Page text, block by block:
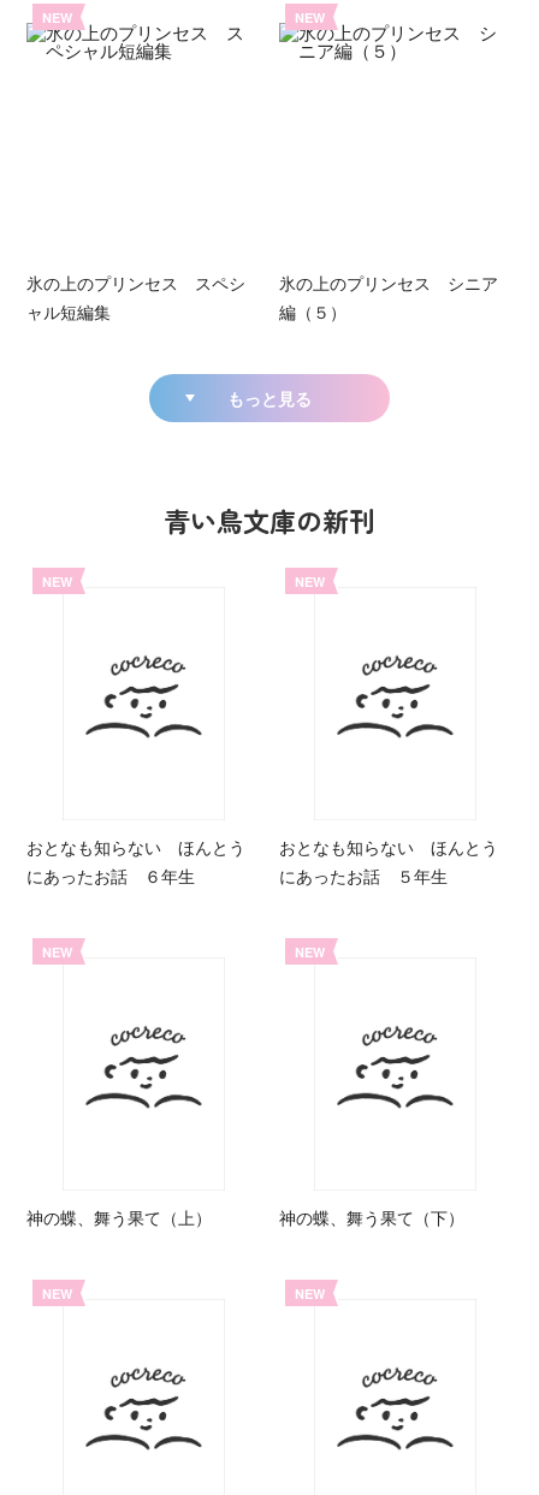
NEW
氷の上のプリンセス スペシ
ャル短編集
NEW
氷の上のプリンセス シニア
編（５）
もっと見る
青い鳥文庫の新刊
NEW
おとなも知らない ほんとう
にあったお話 ６年生
NEW
おとなも知らない ほんとう
にあったお話 ５年生
NEW
神の蝶、舞う果て（上）
NEW
神の蝶、舞う果て（下）
NEW NEW